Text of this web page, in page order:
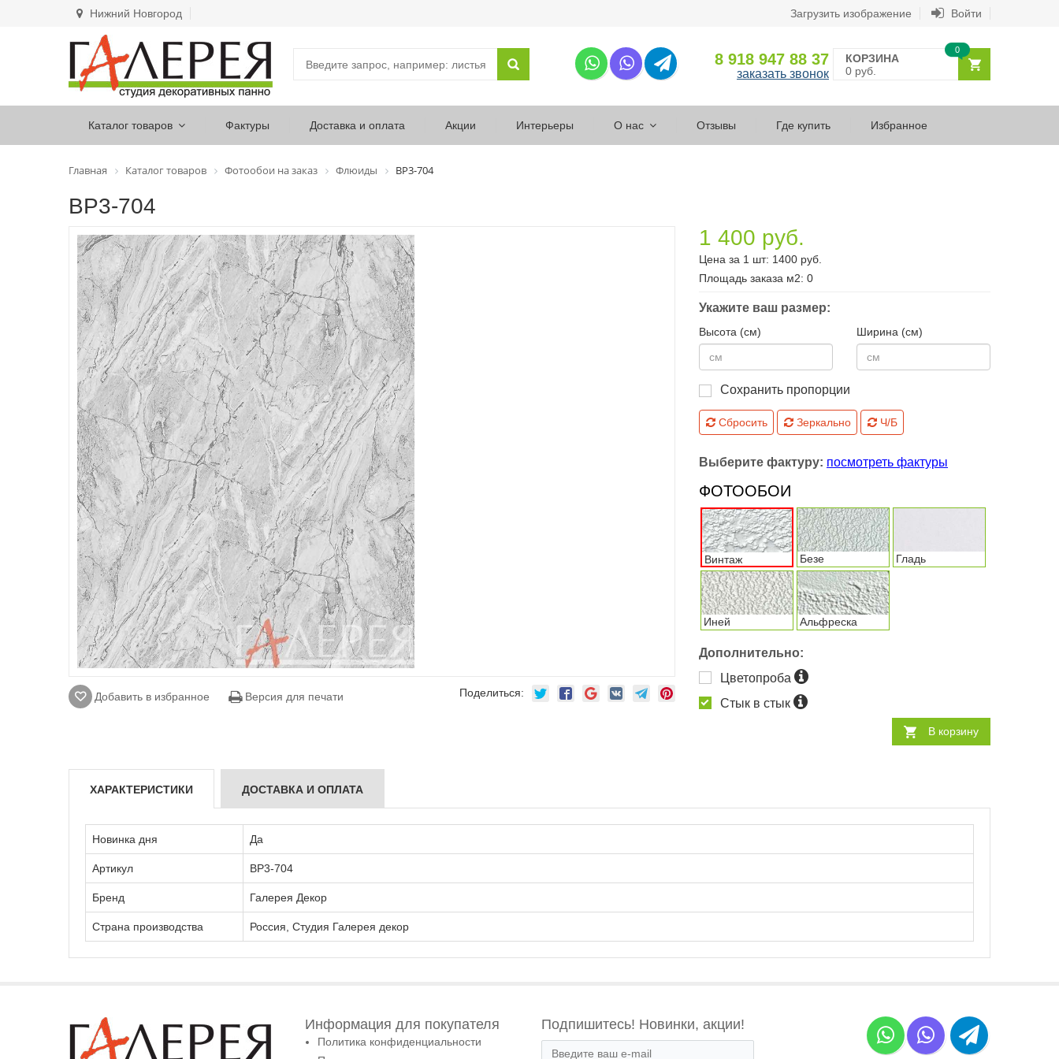
Нижний Новгород Загрузить изображение Войти
8 918 947 88 37
заказать звонок
КОРЗИНА
0 руб.
0
Каталог товаров Фактуры Доставка и оплата Акции Интерьеры О нас Отзывы Где купить Избранное
Главная Каталог товаров Фотообои на заказ Флюиды ВР3-704
ВР3-704
Добавить в избранное Версия для печати Поделиться:
1 400 руб.
Цена за 1 шт: 1400 руб.
Площадь заказа м2: 0
Укажите ваш размер:
Высота (см) Ширина (см)
Сохранить пропорции
Сбросить Зеркально Ч/Б
Выберите фактуру: посмотреть фактуры
ФОТООБОИ
Винтаж Безе Гладь
Иней Альфреска
Дополнительно:
Цветопроба
Стык в стык
В корзину
ХАРАКТЕРИСТИКИ ДОСТАВКА И ОПЛАТА
Новинка дня Да
Артикул ВР3-704
Бренд Галерея Декор
Страна производства Россия, Студия Галерея декор
Информация для покупателя
Политика конфиденциальности
Подпишитесь! Новинки, акции!